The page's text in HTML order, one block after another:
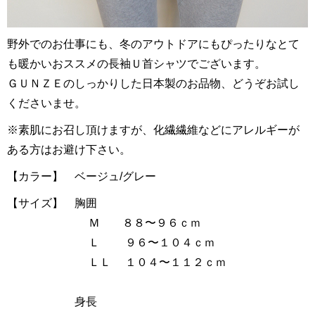
野外でのお仕事にも、冬のアウトドアにもぴったりなとて
も暖かいおススメの長袖Ｕ首シャツでございます。
ＧＵＮＺＥのしっかりした日本製のお品物、どうぞお試し
くださいませ。
※素肌にお召し頂けますが、化繊繊維などにアレルギーが
ある方はお避け下さい。
【カラー】 ベージュ/グレー
【サイズ】 胸囲
Ｍ ８８〜９６ｃｍ
Ｌ ９６〜１０４ｃｍ
ＬＬ １０４〜１１２ｃｍ
身長